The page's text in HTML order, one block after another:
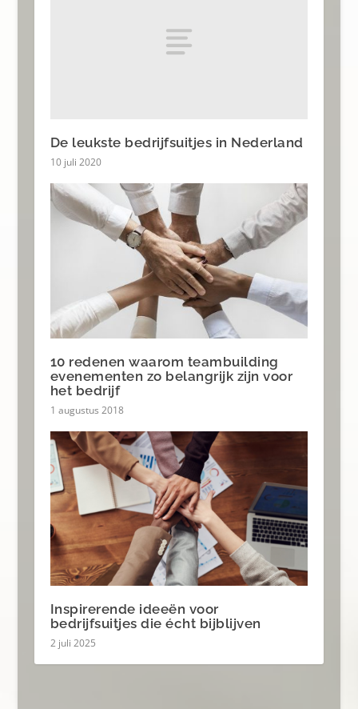
De leukste bedrijfsuitjes in Nederland
10 juli 2020
10 redenen waarom teambuilding
evenementen zo belangrijk zijn voor
het bedrijf
1 augustus 2018
Inspirerende ideeën voor
bedrijfsuitjes die écht bijblijven
2 juli 2025